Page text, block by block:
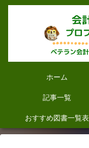
ホーム
記事一覧
おすすめ図書一覧表